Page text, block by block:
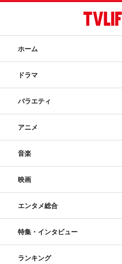
ホーム
ドラマ
バラエティ
アニメ
音楽
映画
エンタメ総合
特集・インタビュー
ランキング